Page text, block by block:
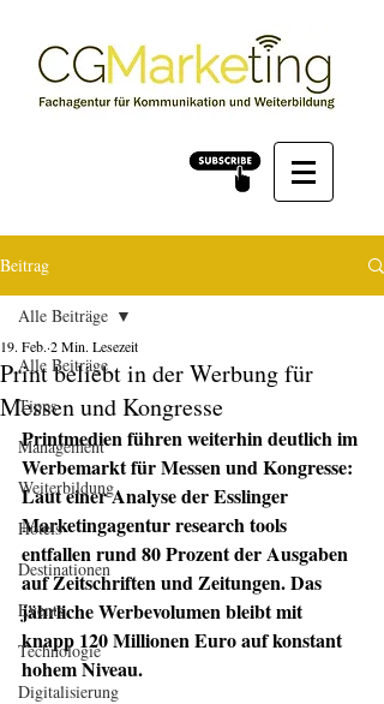
Beitrag
Alle Beiträge
Tipps
Management
Weiterbildung
Hotels
Destinationen
Events
Technologie
Digitalisierung
Alle Beiträge
Print beliebt in der Werbung für
Messen und Kongresse
19. Feb. 2 Min. Lesezeit
Printmedien führen weiterhin deutlich im
Werbemarkt für Messen und Kongresse:
Laut einer Analyse der Esslinger
Marketingagentur research tools
entfallen rund 80 Prozent der Ausgaben
auf Zeitschriften und Zeitungen. Das
jährliche Werbevolumen bleibt mit
knapp 120 Millionen Euro auf konstant
hohem Niveau.